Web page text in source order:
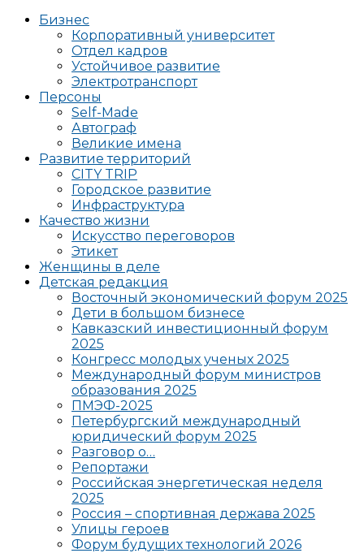
Бизнес
Корпоративный университет
Отдел кадров
Устойчивое развитие
Электротранспорт
Персоны
Self-Made
Автограф
Великие имена
Развитие территорий
CITY TRIP
Городское развитие
Инфраструктура
Качество жизни
Искусство переговоров
Этикет
Женщины в деле
Детская редакция
Восточный экономический форум 2025
Дети в большом бизнесе
Кавказский инвестиционный форум
2025
Конгресс молодых ученых 2025
Международный форум министров
образования 2025
ПМЭФ-2025
Петербургский международный
юридический форум 2025
Разговор о…
Репортажи
Российская энергетическая неделя
2025
Россия – спортивная держава 2025
Улицы героев
Форум будущих технологий 2026